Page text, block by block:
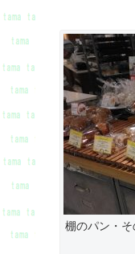
棚のパン・